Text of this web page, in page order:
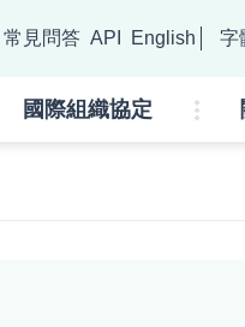
常見問答 API English 字
國際組織協定